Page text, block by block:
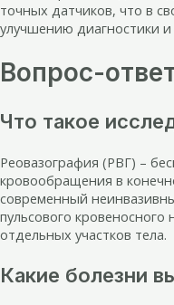
точных датчиков, что в
улучшению диагностики
Вопрос-
Что такое
Реовазография (РВГ) –
кровообращения в
современный
пульсового
отдельных участков тела.
Какие болезни